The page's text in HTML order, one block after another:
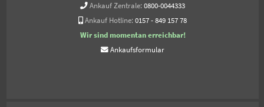
Ankauf Zentrale: 0800-0044333
Ankauf Hotline: 0157 - 849 157 78
Wir sind momentan erreichbar!
Ankaufsformular